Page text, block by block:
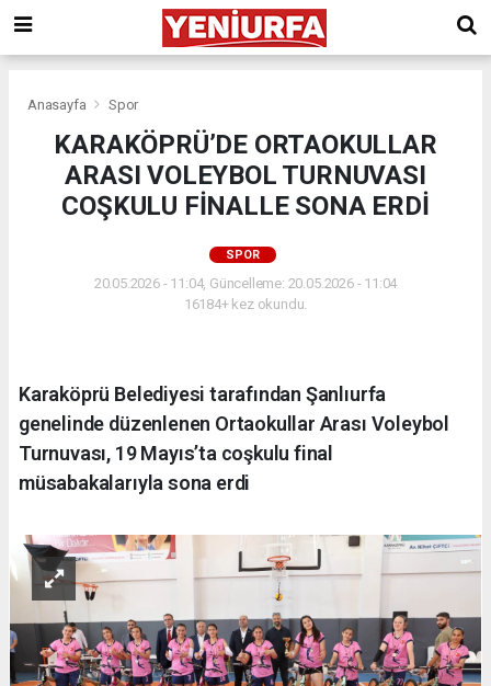
Anasayfa Spor
KARAKÖPRÜ’DE ORTAOKULLAR
ARASI VOLEYBOL TURNUVASI
COŞKULU FİNALLE SONA ERDİ
SPOR
20.05.2026 - 11:04, Güncelleme: 20.05.2026 - 11:04
16184+ kez okundu.
Karaköprü Belediyesi tarafından Şanlıurfa
genelinde düzenlenen Ortaokullar Arası Voleybol
Turnuvası, 19 Mayıs’ta coşkulu final
müsabakalarıyla sona erdi